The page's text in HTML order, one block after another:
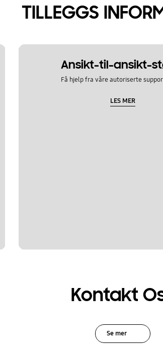
TILLEGGS
Ansikt-til-ansikt-
Få hjelp fra våre autoriserte
LES MER
Kontakt
Se mer